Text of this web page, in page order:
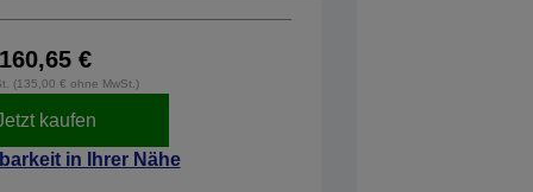
160,65 €
(135,00 € ohne MwSt.)
kaufen
in Ihrer Nähe